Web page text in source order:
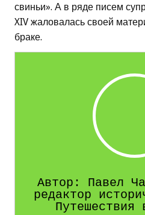
свиньи». А в ряде писем
XIV жаловалась своей
браке.
Автор: Павел
редактор
Путешествия